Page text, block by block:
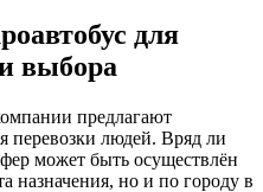
для
выбора
предлагают
перевозки людей. Вряд ли
может быть осуществлён
назначения, но и по городу в